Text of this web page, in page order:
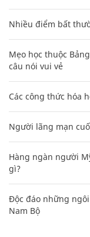
Nhiều điểm bất
Mẹo học thuộc
câu nói vui vẻ
Các công thức hóa
Người lãng mạn
Hàng ngàn người
gì?
Độc đáo những
Nam Bộ